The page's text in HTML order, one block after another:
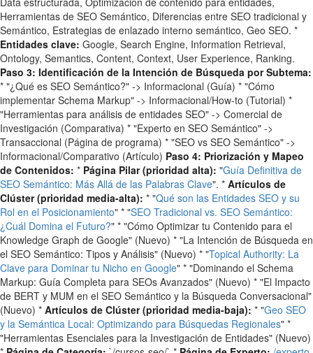
Herramientas de SEO Semántico, Diferencias entre SEO tradicional y
Semántico, Estrategias de enlazado interno semántico, Geo SEO. *
Entidades clave: Google, Search Engine, Information Retrieval,
Ontology, Semantics, Content, Context, User Experience, Ranking.
Paso 3: Identificación de la Intención de Búsqueda por Subtema:
* "¿Qué es SEO Semántico?" -> Informacional (Guía) * "Cómo
implementar Schema Markup" -> Informacional/How-to (Tutorial) *
"Herramientas para análisis de entidades SEO" -> Comercial de
Investigación (Comparativa) * "Experto en SEO Semántico" ->
Transaccional (Página de programa) * "SEO vs SEO Semántico" ->
Informacional/Comparativo (Artículo) Paso 4: Priorización y Mapeo
de Contenidos: * Página Pilar (prioridad alta): "Guía Definitiva de
SEO Semántico: Más Allá de las Palabras Clave". * Artículos de
Clúster (prioridad media-alta): * "Qué son las Entidades SEO y su
Rol en el Posicionamiento" * "SEO Tradicional vs. SEO Semántico:
¿Cuál Domina el Futuro?" * "Cómo Optimizar tu Contenido para el
Knowledge Graph de Google" (Nuevo) * "La Intención de Búsqueda en
el SEO Semántico: Tipos y Análisis" (Nuevo) * "Topical Authority: La
Clave para Dominar tu Nicho en Google" * "Dominando el Schema
Markup: Guía Completa para SEOs Avanzados" (Nuevo) * "El Impacto
de BERT y MUM en el SEO Semántico y la Búsqueda Conversacional"
(Nuevo) * Artículos de Clúster (prioridad media-baja): * "Geo SEO
y la Semántica Local: Optimizando para Búsquedas Regionales" *
"Herramientas Esenciales para la Investigación de Entidades" (Nuevo)